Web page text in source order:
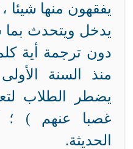
يفقهون منها
يدخل ويتحدث بما
دون ترجمة أية
منذ السنة
يضطر الطلاب
غصبا عنهم ) ؛
الحديثة.